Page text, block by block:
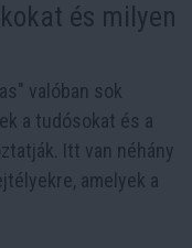
és milyen
valóban sok
a tudósokat és a
Itt van néhány
amelyek a